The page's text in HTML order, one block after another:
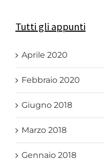
Tutti gli appunti
Aprile 2020
Febbraio 2020
Giugno 2018
Marzo 2018
Gennaio 2018